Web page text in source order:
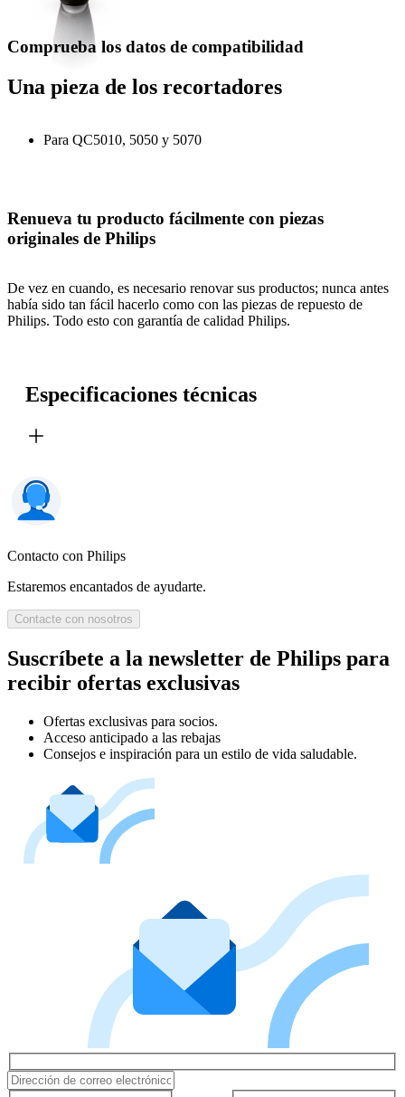
Comprueba los datos de compatibilidad
Una pieza de los recortadores
Para QC5010, 5050 y 5070
Renueva tu producto fácilmente con piezas
originales de Philips
De vez en cuando, es necesario renovar sus productos; nunca antes
había sido tan fácil hacerlo como con las piezas de repuesto de
Philips. Todo esto con garantía de calidad Philips.
Especificaciones técnicas
Contacto con Philips
Estaremos encantados de ayudarte.
Contacte con nosotros
Suscríbete a la newsletter de Philips para
recibir ofertas exclusivas
Ofertas exclusivas para socios.
Acceso anticipado a las rebajas
Consejos e inspiración para un estilo de vida saludable.